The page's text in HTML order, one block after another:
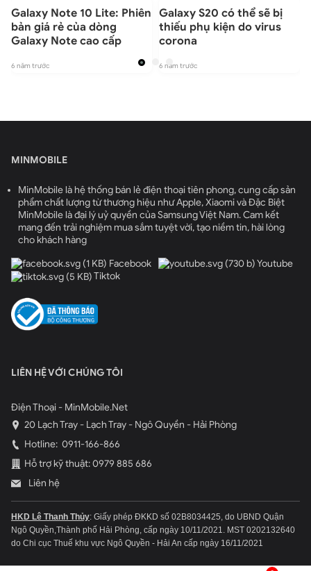
Galaxy Note 10 Lite: Phiên
bản giá rẻ của dòng
Galaxy Note cao cấp
6 năm trước
Galaxy S20 có thể sẽ bị
thiếu phụ kiện do virus
corona
6 năm trước
MINMOBILE
MinMobile là hệ thống bán lẻ điện thoại tiên phong, cung cấp sản
phẩm chất lượng từ thương hiệu như Apple, Xiaomi và Đặc Biệt
MinMobile là đại lý uỷ quyền của Samsung Việt Nam. Cam kết
mang đến trải nghiệm mua sắm tuyệt vời, tạo niềm tin, hài lòng
cho khách hàng
Facebook
Youtube
Tiktok
LIÊN HỆ VỚI CHÚNG TÔI
Điện Thoại - MinMobile.Net
20 Lạch Tray - Lạch Tray - Ngô Quyền - Hải Phòng
Hotline: 0911-166-866
Hỗ trợ kỹ thuật: 0979 885 686
Liên hệ
HKD Lê Thanh Thủy: Giấy phép ĐKKD số 02B8034425, do UBND Quận
Ngô Quyền,Thành phố Hải Phòng, cấp ngày 10/11/2021. MST 0202132640
do Chi cục Thuế khu vực Ngô Quyền - Hải An cấp ngày 16/11/2021